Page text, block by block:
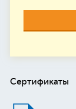
Сертификаты